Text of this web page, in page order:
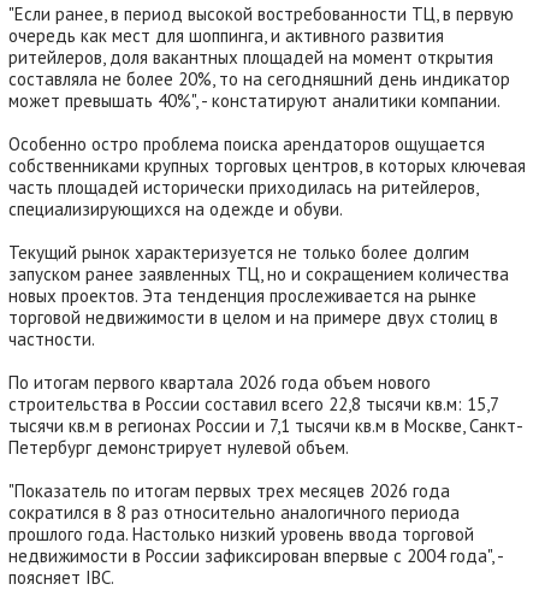
"Если ранее, в период высокой востребованности ТЦ, в первую
очередь как мест для шоппинга, и активного развития
ритейлеров, доля вакантных площадей на момент открытия
составляла не более 20%, то на сегодняшний день индикатор
может превышать 40%", - констатируют аналитики компании.
Особенно остро проблема поиска арендаторов ощущается
собственниками крупных торговых центров, в которых ключевая
часть площадей исторически приходилась на ритейлеров,
специализирующихся на одежде и обуви.
Текущий рынок характеризуется не только более долгим
запуском ранее заявленных ТЦ, но и сокращением количества
новых проектов. Эта тенденция прослеживается на рынке
торговой недвижимости в целом и на примере двух столиц в
частности.
По итогам первого квартала 2026 года объем нового
строительства в России составил всего 22,8 тысячи кв.м: 15,7
тысячи кв.м в регионах России и 7,1 тысячи кв.м в Москве, Санкт-
Петербург демонстрирует нулевой объем.
"Показатель по итогам первых трех месяцев 2026 года
сократился в 8 раз относительно аналогичного периода
прошлого года. Настолько низкий уровень ввода торговой
недвижимости в России зафиксирован впервые с 2004 года", -
поясняет IBC.